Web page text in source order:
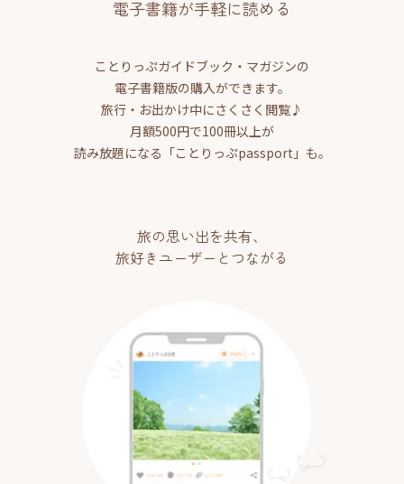
電子書籍が手軽に読める
ことりっぷガイドブック・マガジンの
電子書籍版の購入ができます。
旅行・お出かけ中にさくさく閲覧♪
月額500円で100冊以上が
読み放題になる「ことりっぷpassport」も。
旅の思い出を共有、
旅好きユーザーとつながる